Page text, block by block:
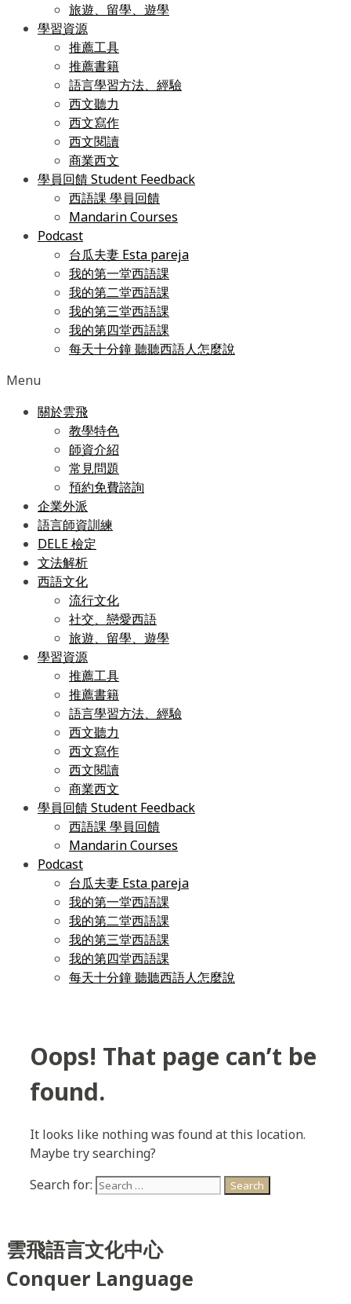
旅遊、留學、遊學
學習資源
推薦工具
推薦書籍
語言學習方法、經驗
西文聽力
西文寫作
西文閱讀
商業西文
學員回饋 Student Feedback
西語課 學員回饋
Mandarin Courses
Podcast
台瓜夫妻 Esta pareja
我的第一堂西語課
我的第二堂西語課
我的第三堂西語課
我的第四堂西語課
每天十分鐘 聽聽西語人怎麼說
Menu
關於雲飛
教學特色
師資介紹
常見問題
預約免費諮詢
企業外派
語言師資訓練
DELE 檢定
文法解析
西語文化
流行文化
社交、戀愛西語
旅遊、留學、遊學
學習資源
推薦工具
推薦書籍
語言學習方法、經驗
西文聽力
西文寫作
西文閱讀
商業西文
學員回饋 Student Feedback
西語課 學員回饋
Mandarin Courses
Podcast
台瓜夫妻 Esta pareja
我的第一堂西語課
我的第二堂西語課
我的第三堂西語課
我的第四堂西語課
每天十分鐘 聽聽西語人怎麼說
Oops! That page can’t be
found.
It looks like nothing was found at this location.
Maybe try searching?
Search for:
雲飛語言文化中心
Conquer Language